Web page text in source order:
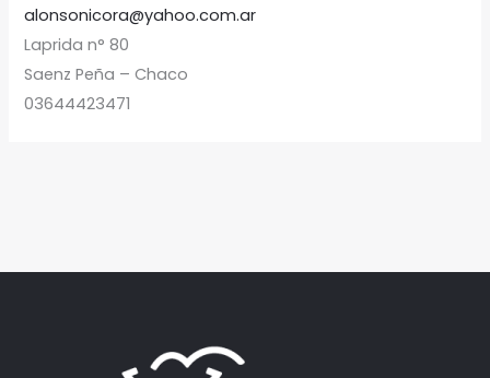
alonsonicora@yahoo.com.ar
Laprida n° 80
Saenz Peña – Chaco
03644423471